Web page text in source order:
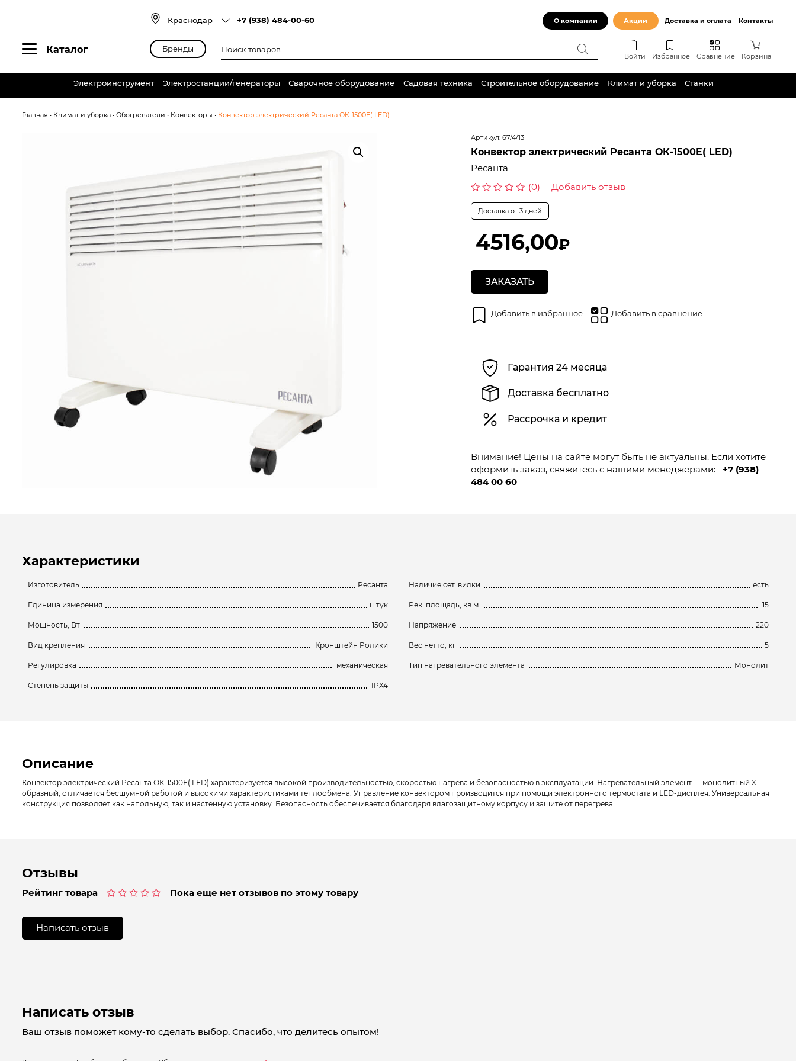
Краснодар +7 (938) 484-00-60 О компании Акции Доставка и оплата Контакты
Каталог Бренды товаров
Войти Избранное Сравнение Корзина
Электроинструмент Электростанции/генераторы Сварочное оборудование Садовая техника Строительное оборудование Климат и уборка Станки
Главная • Климат и уборка • Обогреватели • Конвекторы • Конвектор электрический Ресанта ОК-1500E( LED)
Артикул:67/4/13
Конвектор электрический Ресанта ОК-1500E( LED)
Ресанта
0
из
(0) Добавить отзыв
Доставка от 3 дней
4516,00₽
ЗАКАЗАТЬ
Добавить в избранное Добавить в сравнение
Гарантия 24 месяца
Доставка бесплатно
Рассрочка и кредит
Внимание! Цены на сайте могут быть не актуальны. Если хотите
оформить заказ, свяжитесь с нашими менеджерами:
+7 (938)
484 00 60
Характеристики
Изготовитель Ресанта
Единица измерения штук
Мощность, Вт 1500
Вид крепления Кронштейн Ролики
Регулировка механическая
Степень защиты IPХ4
Наличие сет. вилки есть
Рек. площадь, кв.м. 15
Напряжение 220
Вес нетто, кг 5
Тип нагревательного элемента Монолит
Описание
Конвектор электрический Ресанта ОК-1500E( LED) характеризуется высокой производительностью, скоростью нагрева и безопасностью в эксплуатации. Нагревательный элемент — монолитный Х-
образный, отличается бесшумной работой и высокими характеристиками теплообмена. Управление конвектором производится при помощи электронного термостата и LED-дисплея. Универсальная
конструкция позволяет как напольную, так и настенную установку. Безопасность обеспечивается благодаря влагозащитному корпусу и защите от перегрева.
Отзывы
Рейтинг товара
0
5
Пока еще нет отзывов по этому товару
Написать отзыв
Написать отзыв
Ваш отзыв поможет кому-то сделать выбор. Спасибо, что делитесь опытом!